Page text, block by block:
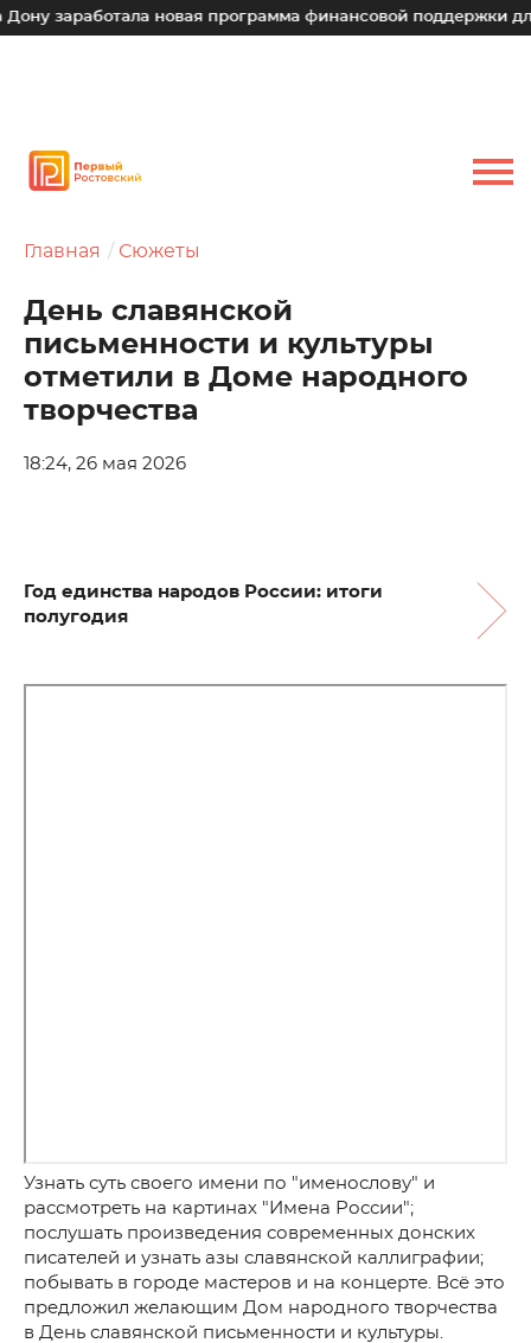
новая программа финансовой поддержки для малых
Главная Сюжеты
День славянской
письменности и культуры
отметили в Доме народного
творчества
18:24, 26 мая 2026
Год единства народов России: итоги
полугодия
Узнать суть своего имени по "именослову" и
рассмотреть на картинах "Имена России";
послушать произведения современных донских
писателей и узнать азы славянской каллиграфии;
побывать в городе мастеров и на концерте. Всё это
предложил желающим Дом народного творчества
в День славянской письменности и культуры.